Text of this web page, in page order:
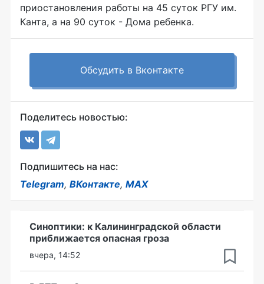
приостановления работы на 45 суток РГУ им.
Канта, а на 90 суток - Дома ребенка.
Обсудить в Вконтакте
Поделитесь новостью:
Подпишитесь на нас:
Telegram, ВКонтакте, MAX
Синоптики: к Калининградской области
приближается опасная гроза
вчера, 14:52